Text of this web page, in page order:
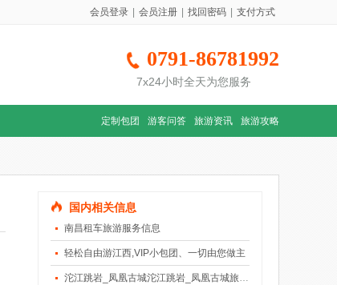
会员登录 会员注册 找回密码 支付方式
0791-86781992
7x24小时全天为您服务
定制包团 游客问答 旅游资讯 旅游攻略
国内相关信息
南昌租车旅游服务信息
轻松自由游江西,VIP小包团、一切由您做主
沱江跳岩_凤凰古城沱江跳岩_凤凰古城旅游景点